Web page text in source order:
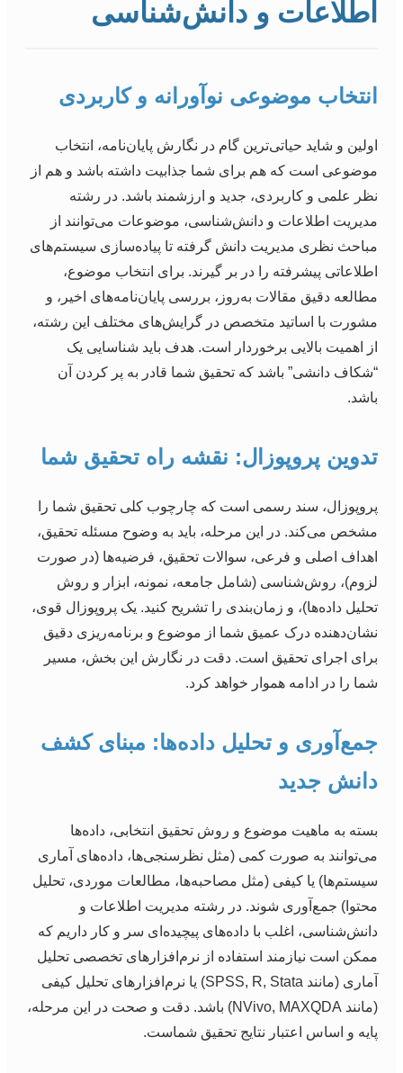
اطلاعات و دانش‌شناسی
انتخاب موضوعی نوآورانه و کاربردی
اولین و شاید حیاتی‌ترین گام در نگارش پایان‌نامه، انتخاب
موضوعی است که هم برای شما جذابیت داشته باشد و هم از
نظر علمی و کاربردی، جدید و ارزشمند باشد. در رشته
مدیریت اطلاعات و دانش‌شناسی، موضوعات می‌توانند از
مباحث نظری مدیریت دانش گرفته تا پیاده‌سازی سیستم‌های
اطلاعاتی پیشرفته را در بر گیرند. برای انتخاب موضوع،
مطالعه دقیق مقالات به‌روز، بررسی پایان‌نامه‌های اخیر، و
مشورت با اساتید متخصص در گرایش‌های مختلف این رشته،
از اهمیت بالایی برخوردار است. هدف باید شناسایی یک
“شکاف دانشی” باشد که تحقیق شما قادر به پر کردن آن
باشد.
تدوین پروپوزال: نقشه راه تحقیق شما
پروپوزال، سند رسمی است که چارچوب کلی تحقیق شما را
مشخص می‌کند. در این مرحله، باید به وضوح مسئله تحقیق،
اهداف اصلی و فرعی، سوالات تحقیق، فرضیه‌ها (در صورت
لزوم)، روش‌شناسی (شامل جامعه، نمونه، ابزار و روش
تحلیل داده‌ها)، و زمان‌بندی را تشریح کنید. یک پروپوزال قوی،
نشان‌دهنده درک عمیق شما از موضوع و برنامه‌ریزی دقیق
برای اجرای تحقیق است. دقت در نگارش این بخش، مسیر
شما را در ادامه هموار خواهد کرد.
جمع‌آوری و تحلیل داده‌ها: مبنای کشف
دانش جدید
بسته به ماهیت موضوع و روش تحقیق انتخابی، داده‌ها
می‌توانند به صورت کمی (مثل نظرسنجی‌ها، داده‌های آماری
سیستم‌ها) یا کیفی (مثل مصاحبه‌ها، مطالعات موردی، تحلیل
محتوا) جمع‌آوری شوند. در رشته مدیریت اطلاعات و
دانش‌شناسی، اغلب با داده‌های پیچیده‌ای سر و کار داریم که
ممکن است نیازمند استفاده از نرم‌افزارهای تخصصی تحلیل
آماری (مانند SPSS, R, Stata) یا نرم‌افزارهای تحلیل کیفی
(مانند NVivo, MAXQDA) باشد. دقت و صحت در این مرحله،
پایه و اساس اعتبار نتایج تحقیق شماست.